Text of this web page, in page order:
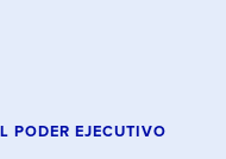
PODER EJECUTIVO